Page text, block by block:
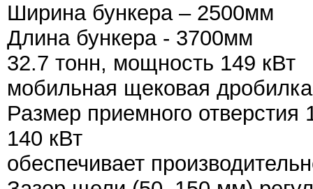
Ширина бункера – 2500мм
Длина бункера - 3700мм
32.7 тонн, мощность 149 кВт
мобильная щековая
Размер приемного
140 кВт
обеспечивает